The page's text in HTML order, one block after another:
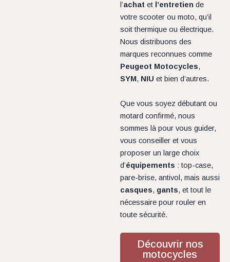
l’achat et l’entretien de
votre scooter ou moto, qu’il
soit thermique ou électrique.
Nous distribuons des
marques reconnues comme
Peugeot Motocycles,
SYM, NIU et bien d’autres.
Que vous soyez débutant ou
motard confirmé, nous
sommes là pour vous guider,
vous conseiller et vous
proposer un large choix
d’équipements : top-case,
pare-brise, antivol, mais aussi
casques, gants, et tout le
nécessaire pour rouler en
toute sécurité.
Découvrir nos
motocycles